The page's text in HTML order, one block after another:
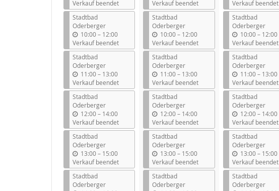
i
s
Verkauf beendet
Stadtbad
Oderberger
10:00–b
i
s
12:00
Verkauf beendet
Stadtbad
Oderberger
11:00–b
i
s
13:00
Verkauf beendet
Stadtbad
Oderberger
12:00–b
i
s
14:00
Verkauf beendet
Stadtbad
Oderberger
13:00–b
i
s
15:00
Verkauf beendet
Stadtbad
Oderberger
i
s
Verkauf beendet
Stadtbad
Oderberger
10:00 –b
i
s
12:00
Verkauf beendet
Stadtbad
Oderberger
11:00 –b
i
s
13:00
Verkauf beendet
Stadtbad
Oderberger
12:00 –b
i
s
14:00
Verkauf beendet
Stadtbad
Oderberger
13:00 –b
i
s
15:00
Verkauf beendet
Stadtbad
Oderberger
i
s
Verkauf beendet
Stadtbad
Oderberger
10:00 –b
i
s
12:00
Verkauf beendet
Stadtbad
Oderberger
11:00 –b
i
s
13:00
Verkauf beendet
Stadtbad
Oderberger
12:00 –b
i
s
14:00
Verkauf beendet
Stadtbad
Oderberger
13:00 –b
i
s
15:00
Verkauf beendet
Stadtbad
Oderberger